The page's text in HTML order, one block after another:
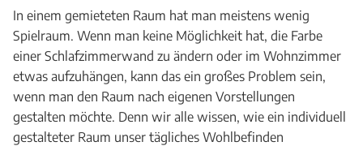
In einem gemieteten Raum hat man meistens wenig
Spielraum. Wenn man keine Möglichkeit hat, die Farbe
einer Schlafzimmerwand zu ändern oder im Wohnzimmer
etwas aufzuhängen, kann das ein großes Problem sein,
wenn man den Raum nach eigenen Vorstellungen
gestalten möchte. Denn wir alle wissen, wie ein individuell
gestalteter Raum unser tägliches Wohlbefinden